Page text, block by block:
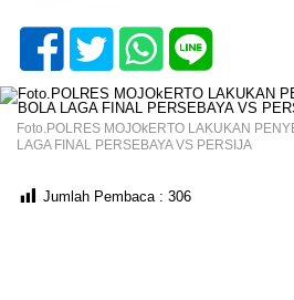
Foto.POLRES MOJOkERTO LAKUKAN
LAGA FINAL PERSEBAYA VS PERSIJA
Jumlah Pembaca : 306